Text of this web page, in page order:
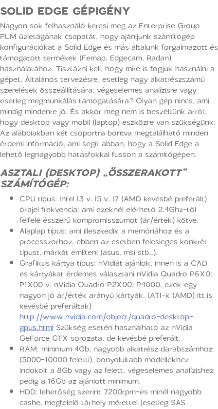
SOLID EDGE GÉPIGÉNY
Nagyon sok felhasználó keresi meg az Enterprise Group
PLM üzletágának csapatát, hogy ajánljunk számítógép
konfigurációkat a Solid Edge és más általunk forgalmazott és
támogatott termékek (Femap, Edgecam, Radan)
használatához. Tisztázni kell, hogy mire is fogjuk használni a
gépet. Általános tervezésre, esetleg nagy alkatrészszámú
szerelések összeállítására, végeselemes analízisre vagy
esetleg megmunkálás támogatására? Olyan gép nincs, ami
mindig mindenre jó. És akkor még nem is beszéltünk arról,
hogy desktop vagy mobil (laptop) eszközre van szükségünk.
Az alábbiakban két csoportra bontva megtalálható minden
érdemi információ, ami segít abban, hogy a Solid Edge a
lehető legnagyobb hatásfokkal fusson a számítógépen.
ASZTALI (DESKTOP) „ÖSSZERAKOTT”
SZÁMÍTÓGÉP:
CPU típus: Intel I3 v. I5 v. I7 (AMD kevésbé preferált)
órajel frekvencia: ami ezeknél elérhető 2,4Ghz-től
felfelé ésszerű kompromisszumot (ár/érték) kötve.
Alaplap típus: ami illeszkedik a memóriához és a
processzorhoz, ebben az esetben felesleges konkrét
típust, márkát említeni (asus, msi stb…).
Grafikus kártya típus: nVidiát ajánlok, innen is a CAD-
es kártyákat érdemes választani nVidia Quadro P6X0;
P1X00 v. nVidia Quadro P2X00; P4000, ezek egy
nagyon jó ár/érték arányú kártyák. (ATI-k (AMD) itt is
kevésbé preferáltak)
http://www.nvidia.com/object/quadro-desktop-
gpus.html Szükség esetén használható az nVidia
GeForce GTX sorozata, de kevésbé preferált.
RAM: minimum 4Gb, nagyobb alkatrész darabszámhoz
(5000-10000 feletti), bonyolultabb modellekhez
indokolt a 8Gb vagy az felett, végeselemes analízishez
pedig a 16Gb az ajánlott minimum.
HDD: lehetőség szerint 7200rpm-es minél nagyobb
cashe, megfelelő tárhely mérettel (esetleg SAS